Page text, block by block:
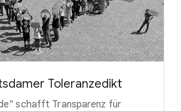
Toleranzedikt
schafft Transparenz für